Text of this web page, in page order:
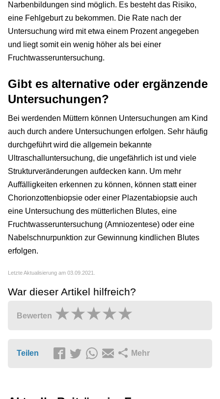
Narbenbildungen sind möglich. Es besteht das Risiko,
eine Fehlgeburt zu bekommen. Die Rate nach der
Untersuchung wird mit etwa einem Prozent angegeben
und liegt somit ein wenig höher als bei einer
Fruchtwasseruntersuchung.
Gibt es alternative oder ergänzende
Untersuchungen?
Bei werdenden Müttern können Untersuchungen am Kind
auch durch andere Untersuchungen erfolgen. Sehr häufig
durchgeführt wird die allgemein bekannte
Ultraschalluntersuchung, die ungefährlich ist und viele
Strukturveränderungen aufdecken kann. Um mehr
Auffälligkeiten erkennen zu können, können statt einer
Chorionzottenbiopsie oder einer Plazentabiopsie auch
eine Untersuchung des mütterlichen Blutes, eine
Fruchtwasseruntersuchung (Amniozentese) oder eine
Nabelschnurpunktion zur Gewinnung kindlichen Blutes
erfolgen.
Letzte Aktualisierung am 03.09.2021.
War dieser Artikel hilfreich?
Bewerten
Teilen Mehr